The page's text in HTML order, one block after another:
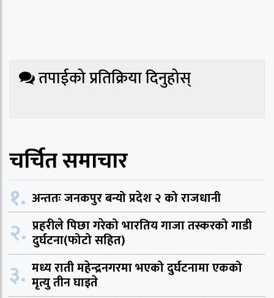
तपाईको प्रतिक्रिया दिनुहोस्
चर्चित समाचार
१. अन्ततः जनकपुर बन्यो प्रदेश २ को राजधानी
२. प्रहरीले पिछा गरेको भारतिय गाजा तस्करको गाडी
दुर्घटना(फोटो सहित)
३. मध्य राती महेन्द्रनगरमा भएको दुर्घटनामा एकको
मृत्यु तीन घाइते